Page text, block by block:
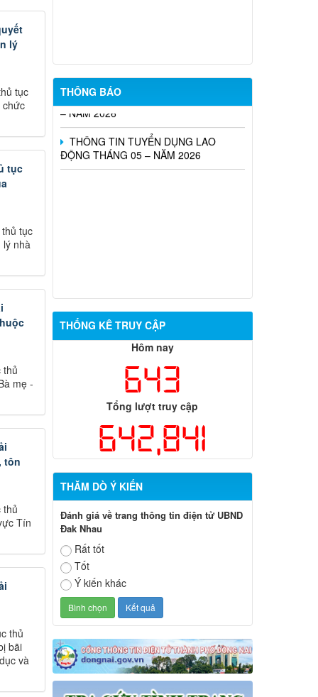
lý
tục
chức
tục
tục
nhà
thủ
mẹ -
tôn
thủ
Tín
thủ
bãi
và
THÔNG BÁO
TUYỂN DỤNG LAO ĐỘNG THÁNG 06
– NĂM 2026
THÔNG TIN TUYỂN DỤNG LAO
ĐỘNG THÁNG 05 – NĂM 2026
THỐNG KÊ TRUY CẬP
Hôm nay
643
Tổng lượt truy cập
642,841
THĂM DÒ Ý KIẾN
Đánh giá về trang thông tin điện tử UBND
Đak Nhau
Rất tốt
Tốt
Ý kiến khác